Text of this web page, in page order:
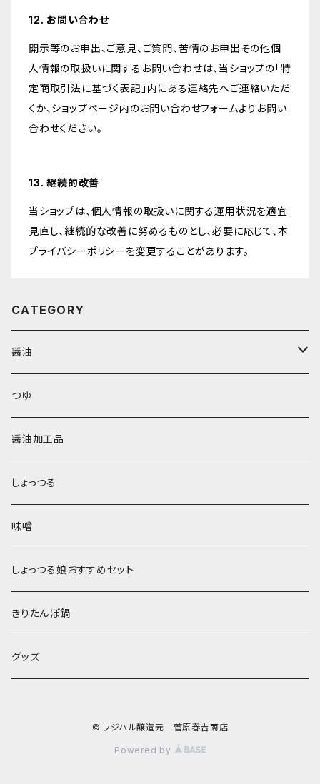
12. お問い合わせ
開示等のお申出、ご意見、ご質問、苦情のお申出その他個
人情報の取扱いに関するお問い合わせは、当ショップの「特
定商取引法に基づく表記」内にある連絡先へご連絡いただ
くか、ショップページ内のお問い合わせフォームよりお問い
合わせください。
13. 継続的改善
当ショップは、個人情報の取扱いに関する運用状況を適宜
見直し、継続的な改善に努めるものとし、必要に応じて、本
プライバシーポリシーを変更することがあります。
CATEGORY
醤油
鶴印醤油
本醸造醤油
つゆ
醤油加工品
しょっつる
味噌
しょっつる娘おすすめセット
きりたんぽ鍋
グッズ
© フジハル醸造元 菅原春吉商店
Powered by